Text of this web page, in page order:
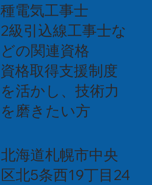
種電気工事士
2級引込線工事士な
どの関連資格
資格取得支援制度
を活かし、技術力
を磨きたい方
北海道札幌市中央
区北5条西19丁目24